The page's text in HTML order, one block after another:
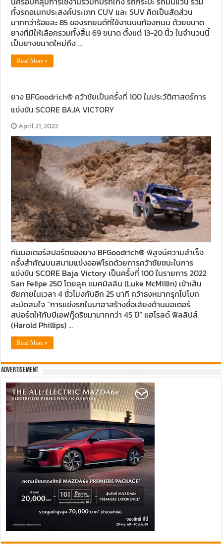
ทั้งรถอเนกประสงค์ประเภท CUV และ SUV คิดเป็นสัดส่วน
มากกว่าร้อยละ 85 ของรถยนต์ที่ใช้งานบนท้องถนน ด้วยขนาด
ยางที่มีให้เลือกรวมทั้งสิ้น 69 ขนาด ตั้งแต่ 13-20 นิ้ว ในจำนวนนี้
เป็นยางขนาดใหม่ถึง …
Read More »
ยาง BFGoodrich® คว้าชัยเป็นครั้งที่ 100 ในประวัติศาสตร์การ
แข่งขัน SCORE BAJA VICTORY
April 21, 2022
ทีมมอเตอร์สปอร์ตของยาง BFGoodrich® พิสูจน์ความสำเร็จ
ครั้งสำคัญบนสนามแข่งออฟโรดด้วยการคว้าชัยชนะในการ
แข่งขัน SCORE Baja Victory เป็นครั้งที่ 100 ในรายการ 2022
San Felipe 250 โดยลุค แมคมิลลิน (Luke McMillin) เข้าเส้น
ชัยภายในเวลา 4 ชั่วโมงกับอีก 25 นาที คว้าธงหมากรุกไปโบก
สะบัดสมใจ “การแข่งรถในบาฮาสร้างชื่อเสียงด้านมอเตอร์
สปอร์ตให้กับบีเอฟกู๊ดริชมามากกว่า 45 ปี” แฮโรลด์ ฟิลลิปส์
(Harold Phillips) …
Read More »
Advertisement